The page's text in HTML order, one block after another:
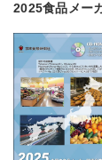
2025食品メー